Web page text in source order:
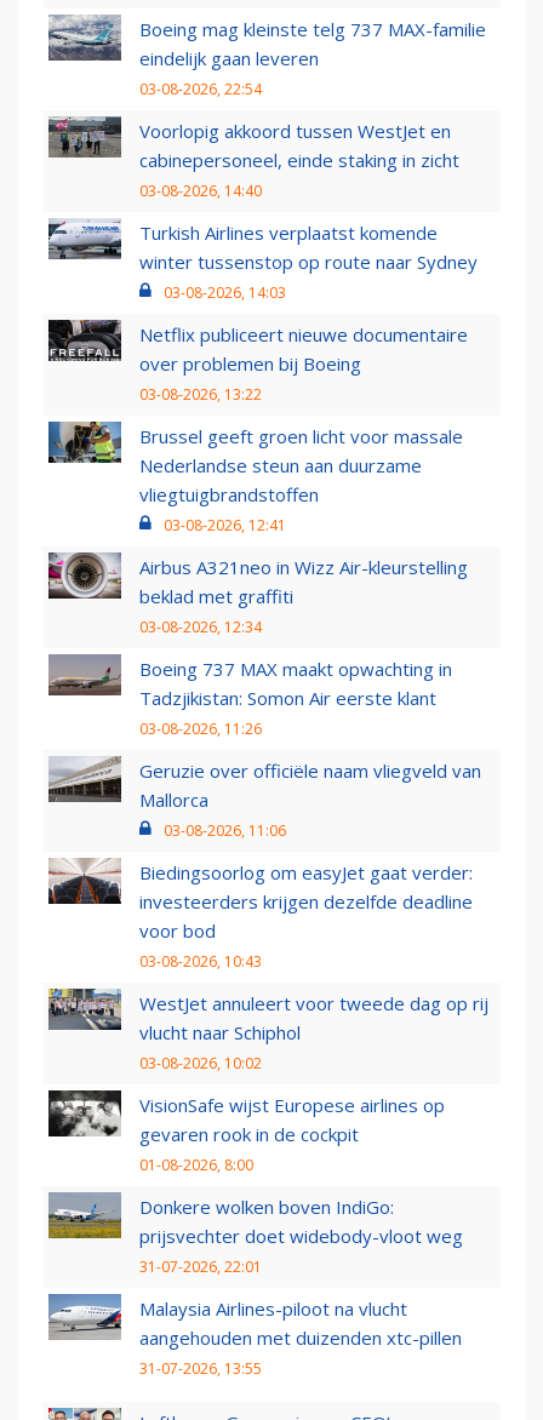
Boeing mag kleinste telg 737 MAX-familie
eindelijk gaan leveren
03-08-2026, 22:54
Voorlopig akkoord tussen WestJet en
cabinepersoneel, einde staking in zicht
03-08-2026, 14:40
Turkish Airlines verplaatst komende
winter tussenstop op route naar Sydney
03-08-2026, 14:03
Netflix publiceert nieuwe documentaire
over problemen bij Boeing
03-08-2026, 13:22
Brussel geeft groen licht voor massale
Nederlandse steun aan duurzame
vliegtuigbrandstoffen
03-08-2026, 12:41
Airbus A321neo in Wizz Air-kleurstelling
beklad met graffiti
03-08-2026, 12:34
Boeing 737 MAX maakt opwachting in
Tadzjikistan: Somon Air eerste klant
03-08-2026, 11:26
Geruzie over officiële naam vliegveld van
Mallorca
03-08-2026, 11:06
Biedingsoorlog om easyJet gaat verder:
investeerders krijgen dezelfde deadline
voor bod
03-08-2026, 10:43
WestJet annuleert voor tweede dag op rij
vlucht naar Schiphol
03-08-2026, 10:02
VisionSafe wijst Europese airlines op
gevaren rook in de cockpit
01-08-2026, 8:00
Donkere wolken boven IndiGo:
prijsvechter doet widebody-vloot weg
31-07-2026, 22:01
Malaysia Airlines-piloot na vlucht
aangehouden met duizenden xtc-pillen
31-07-2026, 13:55